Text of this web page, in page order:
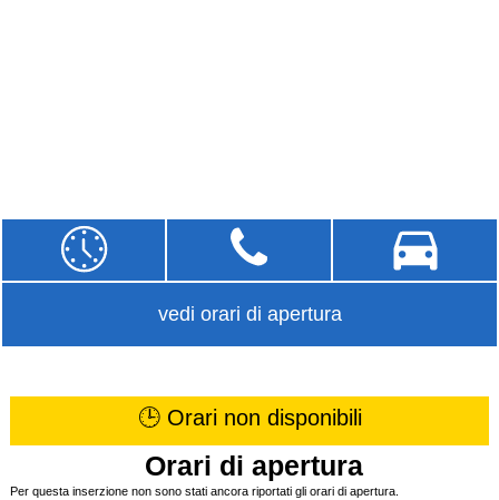
vedi orari di apertura
🕒 Orari non disponibili
Orari di apertura
Per questa inserzione non sono stati ancora riportati gli orari di apertura.